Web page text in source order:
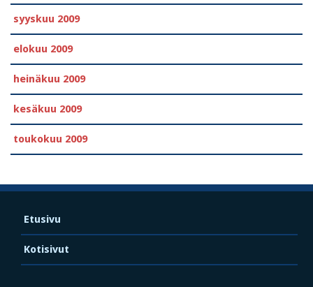
syyskuu 2009
elokuu 2009
heinäkuu 2009
kesäkuu 2009
toukokuu 2009
Etusivu
Kotisivut